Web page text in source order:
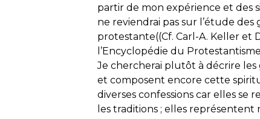
partir de mon expérience et des
ne reviendrai pas sur l’étude
protestante((Cf. Carl-A. Keller et
l’Encyclopédie du
Je chercherai plutôt à décrire les
et composent encore cette
diverses confessions car elles
les traditions ; elles représentent